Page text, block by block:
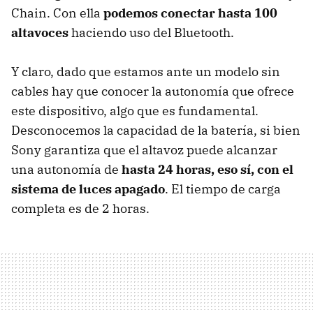
Chain. Con ella podemos conectar hasta 100
altavoceshaciendo uso del Bluetooth.
Y claro, dado que estamos ante un modelo sin
cables hay que conocer la autonomía que ofrece
este dispositivo, algo que es fundamental.
Desconocemos la capacidad de la batería, si bien
Sony garantiza que el altavoz puede alcanzar
una autonomía de hasta 24 horas, eso sí, con el
sistema de luces apagado. El tiempo de carga
completa es de 2 horas.